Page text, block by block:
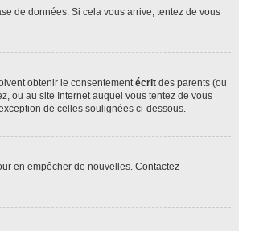
de données. Si cela vous arrive, tentez de vous
obtenir le consentementécrit des parents (ou
ou au site Internet auquel vous tentez de vous
de celles soulignées ci-dessous.
en empêcher de nouvelles. Contactez